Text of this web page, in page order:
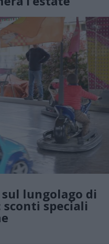
lungolago di
sconti speciali